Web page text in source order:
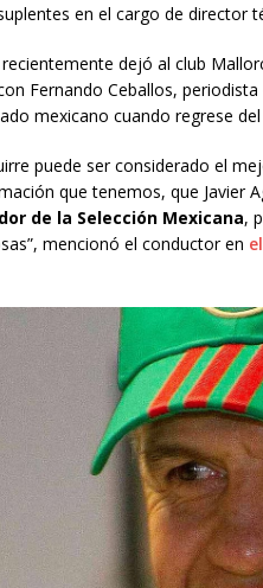
en el cargo de director
recientemente dejó al club
Fernando Ceballos, periodista
mexicano cuando regrese
puede ser considerado el
que tenemos, que Javier
de la Selección Mexicana,
mencionó el conductor en